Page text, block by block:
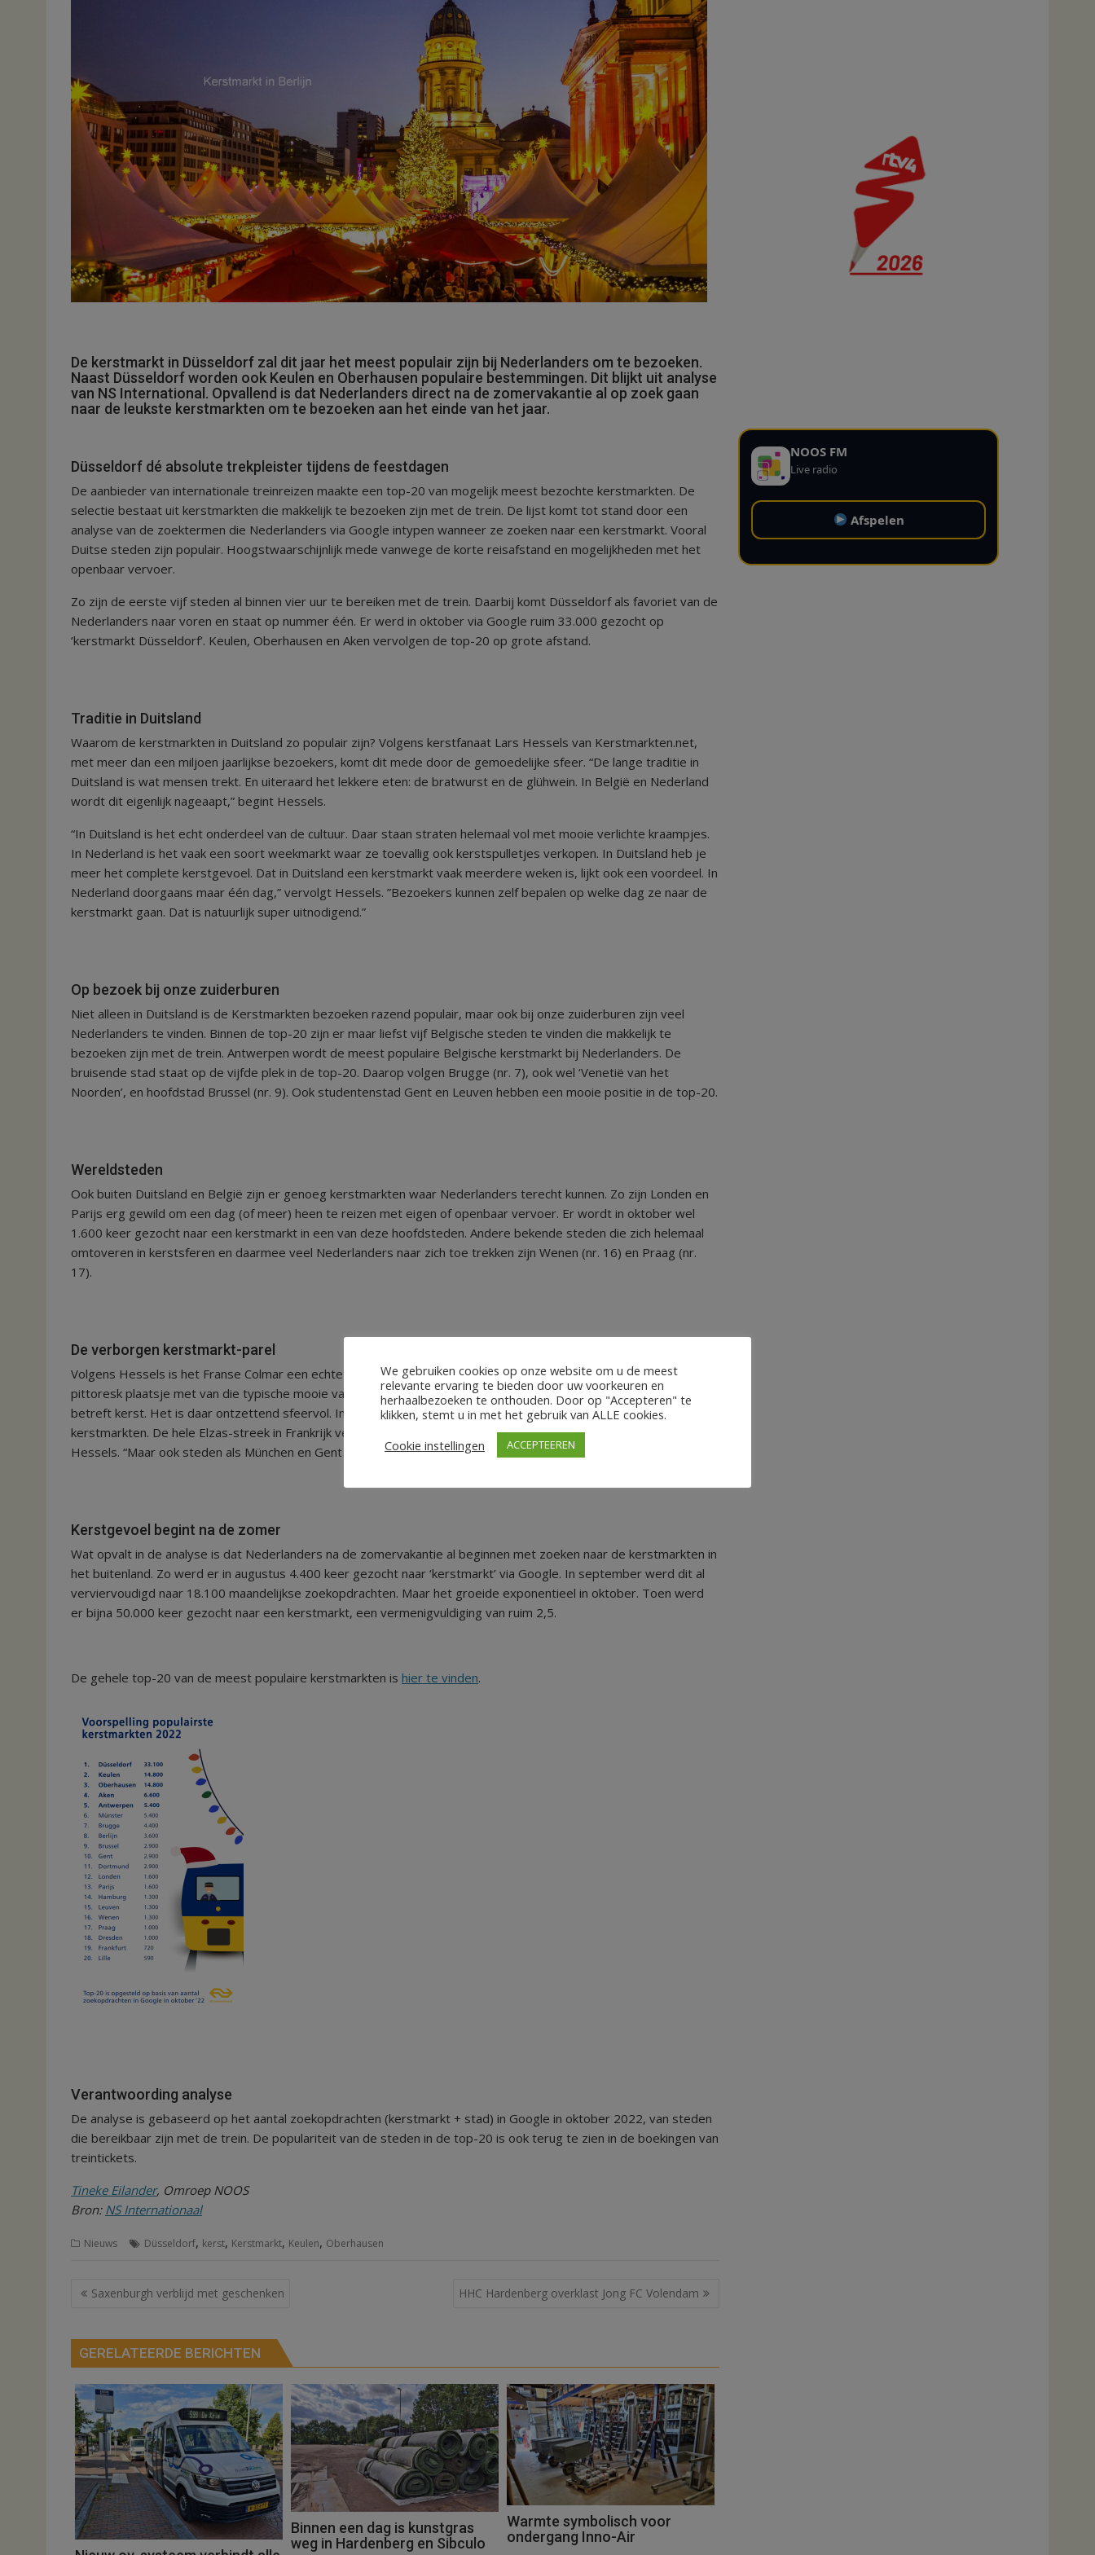
De kerstmarkt in Düsseldorf zal dit jaar het meest populair zijn bij Nederlanders om te bezoeken.
Naast Düsseldorf worden ook Keulen en Oberhausen populaire bestemmingen. Dit blijkt uit analyse
van NS International. Opvallend is dat Nederlanders direct na de zomervakantie al op zoek gaan
naar de leukste kerstmarkten om te bezoeken aan het einde van het jaar.
Düsseldorf dé absolute trekpleister tijdens de feestdagen
De aanbieder van internationale treinreizen maakte een top-20 van mogelijk meest bezochte kerstmarkten. De
selectie bestaat uit kerstmarkten die makkelijk te bezoeken zijn met de trein. De lijst komt tot stand door een
analyse van de zoektermen die Nederlanders via Google intypen wanneer ze zoeken naar een kerstmarkt. Vooral
Duitse steden zijn populair. Hoogstwaarschijnlijk mede vanwege de korte reisafstand en mogelijkheden met het
openbaar vervoer.
Zo zijn de eerste vijf steden al binnen vier uur te bereiken met de trein. Daarbij komt Düsseldorf als favoriet van de
Nederlanders naar voren en staat op nummer één. Er werd in oktober via Google ruim 33.000 gezocht op
‘kerstmarkt Düsseldorf’. Keulen, Oberhausen en Aken vervolgen de top-20 op grote afstand.
Traditie in Duitsland
Waarom de kerstmarkten in Duitsland zo populair zijn? Volgens kerstfanaat Lars Hessels van Kerstmarkten.net,
met meer dan een miljoen jaarlijkse bezoekers, komt dit mede door de gemoedelijke sfeer. “De lange traditie in
Duitsland is wat mensen trekt. En uiteraard het lekkere eten: de bratwurst en de glühwein. In België en Nederland
wordt dit eigenlijk nageaapt,” begint Hessels.
“In Duitsland is het echt onderdeel van de cultuur. Daar staan straten helemaal vol met mooie verlichte kraampjes.
In Nederland is het vaak een soort weekmarkt waar ze toevallig ook kerstspulletjes verkopen. In Duitsland heb je
meer het complete kerstgevoel. Dat in Duitsland een kerstmarkt vaak meerdere weken is, lijkt ook een voordeel. In
Nederland doorgaans maar één dag,” vervolgt Hessels. ”Bezoekers kunnen zelf bepalen op welke dag ze naar de
kerstmarkt gaan. Dat is natuurlijk super uitnodigend.”
Op bezoek bij onze zuiderburen
Niet alleen in Duitsland is de Kerstmarkten bezoeken razend populair, maar ook bij onze zuiderburen zijn veel
Nederlanders te vinden. Binnen de top-20 zijn er maar liefst vijf Belgische steden te vinden die makkelijk te
bezoeken zijn met de trein. Antwerpen wordt de meest populaire Belgische kerstmarkt bij Nederlanders. De
bruisende stad staat op de vijfde plek in de top-20. Daarop volgen Brugge (nr. 7), ook wel ‘Venetië van het
Noorden’, en hoofdstad Brussel (nr. 9). Ook studentenstad Gent en Leuven hebben een mooie positie in de top-20.
Wereldsteden
Ook buiten Duitsland en België zijn er genoeg kerstmarkten waar Nederlanders terecht kunnen. Zo zijn Londen en
Parijs erg gewild om een dag (of meer) heen te reizen met eigen of openbaar vervoer. Er wordt in oktober wel
1.600 keer gezocht naar een kerstmarkt in een van deze hoofdsteden. Andere bekende steden die zich helemaal
omtoveren in kerstsferen en daarmee veel Nederlanders naar zich toe trekken zijn Wenen (nr. 16) en Praag (nr.
17).
De verborgen kerstmarkt-parel
Volgens Hessels is het Franse Colmar een echte aanrader als het gaat om kerstmarkten. “Colmar is een heel
pittoresk plaatsje met van die typische mooie vakwerkhuisjes. Ik denk dat Colmar echt een verborgen parel is wat
betreft kerst. Het is daar ontzettend sfeervol. In het hart van het historische stadscentrum zijn maar liefst zes
kerstmarkten. De hele Elzas-streek in Frankrijk verandert rondom kerst in één grote magische kerstervaring,” zegt
Hessels. “Maar ook steden als München en Gent vind ik heel leuk.”
Kerstgevoel begint na de zomer
Wat opvalt in de analyse is dat Nederlanders na de zomervakantie al beginnen met zoeken naar de kerstmarkten in
het buitenland. Zo werd er in augustus 4.400 keer gezocht naar ‘kerstmarkt’ via Google. In september werd dit al
verviervoudigd naar 18.100 maandelijkse zoekopdrachten. Maar het groeide exponentieel in oktober. Toen werd
er bijna 50.000 keer gezocht naar een kerstmarkt, een vermenigvuldiging van ruim 2,5.
De gehele top-20 van de meest populaire kerstmarkten is hier te vinden.
Verantwoording analyse
De analyse is gebaseerd op het aantal zoekopdrachten (kerstmarkt + stad) in Google in oktober 2022, van steden
die bereikbaar zijn met de trein. De populariteit van de steden in de top-20 is ook terug te zien in de boekingen van
treintickets.
Tineke Eilander, Omroep NOOS
Bron: NS Internationaal
Nieuws Düsseldorf, kerst, Kerstmarkt, Keulen, Oberhausen
Bericht
Saxenburgh verblijd met geschenken HHC Hardenberg overklast Jong FC Volendam
GERELATEERDE BERICHTEN
Binnen een dag is kunstgras
weg in Hardenberg en Sibculo
Warmte symbolisch voor
ondergang Inno-Air
NOOS FM
Live radio
Afspelen
We gebruiken cookies op onze website om u de meest
relevante ervaring te bieden door uw voorkeuren en
herhaalbezoeken te onthouden. Door op "Accepteren" te
klikken, stemt u in met het gebruik van ALLE cookies.
Cookie instellingen
ACCEPTEEREN